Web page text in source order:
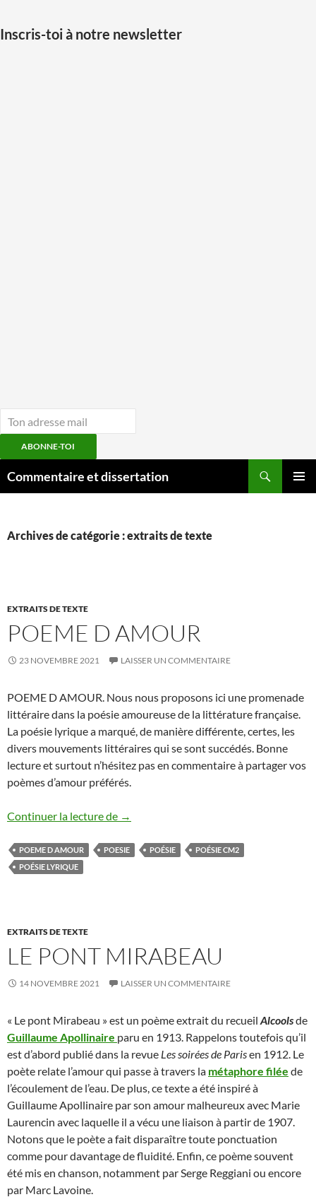
Inscris-toi à notre newsletter
ABONNE-TOI
auCommentaire et dissertation
Archives de catégorie : extraits de texte
EXTRAITS DE TEXTE
POEME D AMOUR
23 NOVEMBRE 2021 LAISSER UN COMMENTAIRE
POEME D AMOUR. Nous nous proposons ici une promenade
littéraire dans la poésie amoureuse de la littérature française.
La poésie lyrique a marqué, de manière différente, certes, les
divers mouvements littéraires qui se sont succédés. Bonne
lecture et surtout n’hésitez pas en commentaire à partager vos
poèmes d’amour préférés.
Continuer la lecture de POEME D AMOUR
→
POEME D AMOUR POESIE POÉSIE
POÉSIE CM2
POÉSIE LYRIQUE
EXTRAITS DE TEXTE
LE PONT MIRABEAU
14 NOVEMBRE 2021 LAISSER UN COMMENTAIRE
« Le pont Mirabeau » est un poème extrait du recueil Alcoolsde
Guillaume Apollinaire paru en 1913. Rappelons toutefois qu’il
est d’abord publié dans la revue Les soirées de Parisen 1912. Le
poète relate l’amour qui passe à travers la métaphore filée de
l’écoulement de l’eau. De plus, ce texte a été inspiré à
Guillaume Apollinaire par son amour malheureux avec Marie
Laurencin avec laquelle il a vécu une liaison à partir de 1907.
Notons que le poète a fait disparaître toute ponctuation
comme pour davantage de fluidité. Enfin, ce poème souvent
été mis en chanson, notamment par Serge Reggiani ou encore
par Marc Lavoine.